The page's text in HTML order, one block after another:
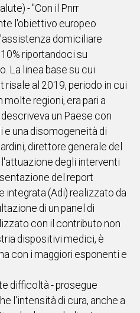
- "Con il Pnrr
l'obiettivo europeo
domiciliare
riportandoci su
La linea base su cui
risale al 2019, periodo in cui
regioni, era pari a
un Paese con
una disomogeneità di
direttore generale del
degli interventi
del report
(Adi) realizzato da
di un panel di
con il contributo non
dispositivi medici, è
con i maggiori esponenti e
difficoltà - prosegue
l'intensità di cura, anche a